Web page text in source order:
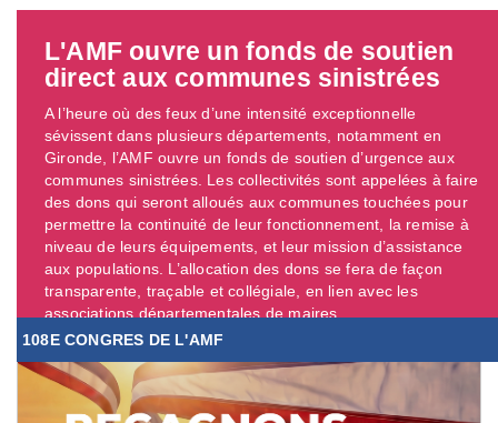
L'AMF ouvre un fonds de soutien
direct aux communes sinistrées
A l’heure où des feux d’une intensité exceptionnelle
sévissent dans plusieurs départements, notamment en
Gironde, l’AMF ouvre un fonds de soutien d’urgence aux
communes sinistrées. Les collectivités sont appelées à faire
des dons qui seront alloués aux communes touchées pour
permettre la continuité de leur fonctionnement, la remise à
niveau de leurs équipements, et leur mission d’assistance
aux populations. L’allocation des dons se fera de façon
transparente, traçable et collégiale, en lien avec les
associations départementales de maires. ...
108E CONGRES DE L'AMF